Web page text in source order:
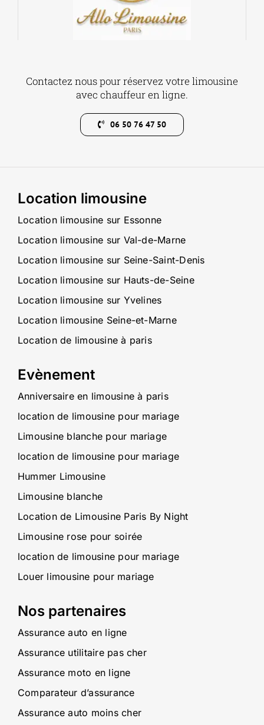
Contactez nous pour réservez votre limousine
avec chauffeur en ligne.
06 50 76 47 50
Location limousine
Location limousine sur Essonne
Location limousine sur Val-de-Marne
Location limousine sur Seine-Saint-Denis
Location limousine sur Hauts-de-Seine
Location limousine sur Yvelines
Location limousine Seine-et-Marne
Location de limousine à paris
Evènement
Anniversaire en limousine à paris
location de limousine pour mariage
Limousine blanche pour mariage
location de limousine pour mariage
Hummer Limousine
Limousine blanche
Location de Limousine Paris By Night
Limousine rose pour soirée
location de limousine pour mariage
Louer limousine pour mariage
Nos partenaires
Assurance auto en ligne
Assurance utilitaire pas cher
Assurance moto en ligne
Comparateur d’assurance
Assurance auto moins cher